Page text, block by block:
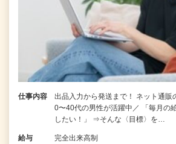
仕事内容
出品入力から発送まで！ ネット通
0〜40代の男性が活躍中／ 「毎月の
したい！」 ⇒そんな〈目標〉を…
給与 完全出来高制